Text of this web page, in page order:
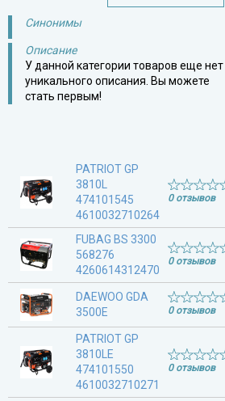
Синонимы
Описание
У данной категории товаров еще нет
уникального описания. Вы можете
стать первым!
PATRIOT GP
3810L
474101545
4610032710264
0 отзывов
FUBAG BS 3300
568276
4260614312470
0 отзывов
DAEWOO GDA
3500E
0 отзывов
PATRIOT GP
3810LE
474101550
4610032710271
0 отзывов